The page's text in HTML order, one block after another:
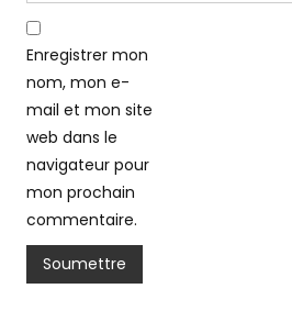
Enregistrer mon
nom, mon e-
mail et mon site
web dans le
navigateur pour
mon prochain
commentaire.